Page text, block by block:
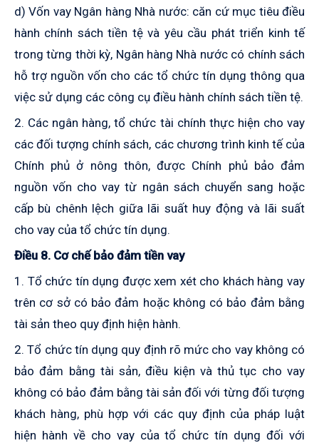
d) Vốn vay Ngân hàng Nhà nước: căn cứ mục tiêu điều
hành chính sách tiền tệ và yêu cầu phát triển kinh tế
trong từng thời kỳ, Ngân hàng Nhà nước có chính sách
hỗ trợ nguồn vốn cho các tổ chức tín dụng thông qua
việc sử dụng các công cụ điều hành chính sách tiền tệ.
2. Các ngân hàng, tổ chức tài chính thực hiện cho vay
các đối tượng chính sách, các chương trình kinh tế của
Chính phủ ở nông thôn, được Chính phủ bảo đảm
nguồn vốn cho vay từ ngân sách chuyển sang hoặc
cấp bù chênh lệch giữa lãi suất huy động và lãi suất
cho vay của tổ chức tín dụng.
Điều 8. Cơ chế bảo đảm tiền vay
1. Tổ chức tín dụng được xem xét cho khách hàng vay
trên cơ sở có bảo đảm hoặc không có bảo đảm bằng
tài sản theo quy định hiện hành.
2. Tổ chức tín dụng quy định rõ mức cho vay không có
bảo đảm bằng tài sản, điều kiện và thủ tục cho vay
không có bảo đảm bằng tài sản đối với từng đối tượng
khách hàng, phù hợp với các quy định của pháp luật
hiện hành về cho vay của tổ chức tín dụng đối với